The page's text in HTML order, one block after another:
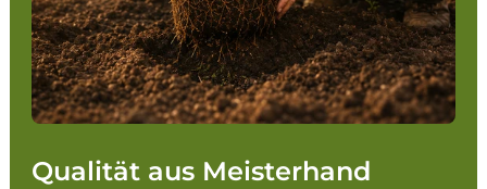
Qualität aus Meisterhand